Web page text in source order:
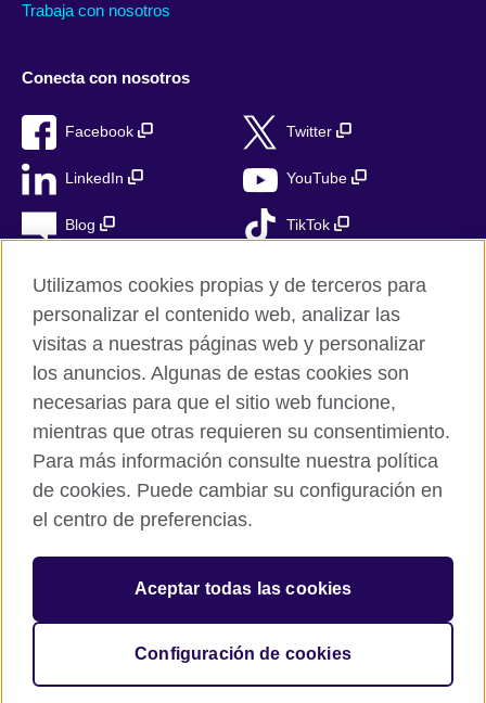
Trabaja con nosotros
Conecta con nosotros
Facebook Twitter
LinkedIn YouTube
Blog TikTok
British Council Global
Privacidad
Aviso Legal
Cookies
Mapa del sitio
© 2026 British Council
relations and educational opportunities. A registered charity in
the UK: 209131 (England and Wales) SC037733
(Scotland). Registered in Spain as “Delegación en España de la
number 847 CUL-EXT.
Utilizamos cookies propias y de terceros para
personalizar el contenido web, analizar las
visitas a nuestras páginas web y personalizar
los anuncios. Algunas de estas cookies son
necesarias para que el sitio web funcione,
mientras que otras requieren su consentimiento.
Para más información consulte nuestra política
de cookies. Puede cambiar su configuración en
el centro de preferencias.
Aceptar todas las cookies
Configuración de cookies